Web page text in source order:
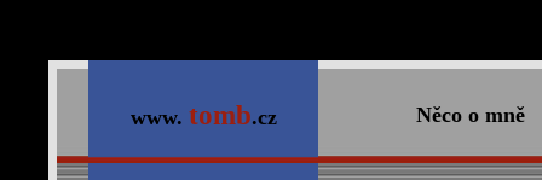
www. tomb.cz Něco o mně